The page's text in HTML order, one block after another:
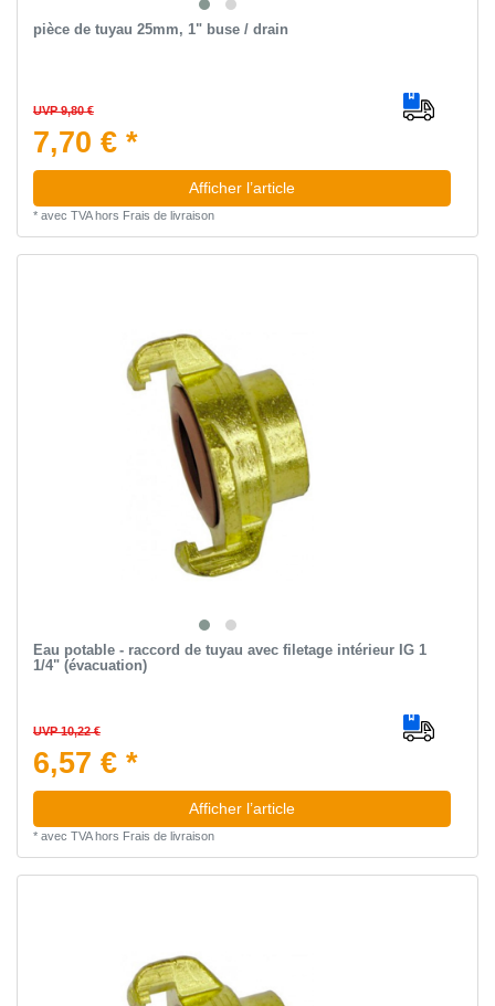
pièce de tuyau 25mm, 1" buse / drain
UVP 9,80 €
7,70 € *
Afficher l’article
* avec TVAhors Frais de livraison
Eau potable - raccord de tuyau avec filetage intérieur IG 1
1/4" (évacuation)
UVP 10,22 €
6,57 € *
Afficher l’article
* avec TVAhors Frais de livraison